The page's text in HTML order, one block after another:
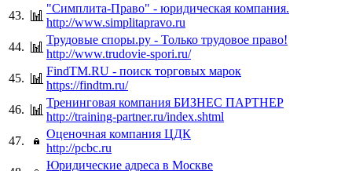
43.
"Симплита-Право" - юридическая компания.
http://www.simplitapravo.ru
44.
Трудовые споры.ру - Только трудовое право!
http://www.trudovie-spori.ru/
45.
FindTM.RU - поиск торговых марок
https://findtm.ru/
46.
Тренинговая компания БИЗНЕС ПАРТНЕР
http://training-partner.ru/index.shtml
47.
Оценочная компания ЦДК
http://pcbc.ru
Юридические адреса в Москве